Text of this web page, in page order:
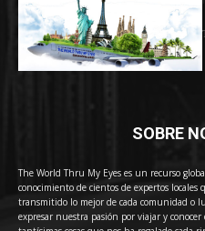
SOBRE
The World Thru My Eyes es un recurso
conocimiento de cientos de expertos
transmitido lo mejor de cada comunidad o
expresar nuestra pasión por viajar y